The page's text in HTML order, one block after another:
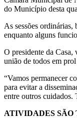
do Município desta
As sessões
enquanto alguns
O presidente da Casa,
união de todos em
“Vamos permanecer
para evitar a
entre outros cuidados.
ATIVIDADES